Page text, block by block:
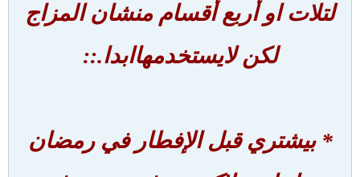
لتلات او أربع أقسام منشان المزاج
لكن لايستخدمهاابدا.::
* بيشتري قبل الإفطار في رمضان